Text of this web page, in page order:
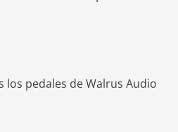
pedales de Walrus Audio